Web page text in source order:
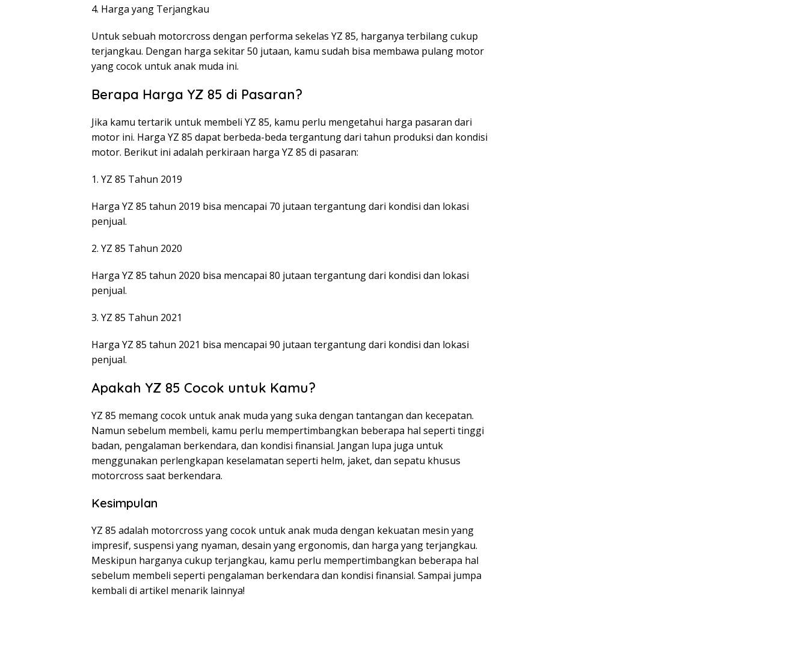
4. Harga yang Terjangkau
Untuk sebuah motorcross dengan performa sekelas YZ 85, harganya terbilang cukup
terjangkau. Dengan harga sekitar 50 jutaan, kamu sudah bisa membawa pulang motor
yang cocok untuk anak muda ini.
Berapa Harga YZ 85 di Pasaran?
Jika kamu tertarik untuk membeli YZ 85, kamu perlu mengetahui harga pasaran dari
motor ini. Harga YZ 85 dapat berbeda-beda tergantung dari tahun produksi dan kondisi
motor. Berikut ini adalah perkiraan harga YZ 85 di pasaran:
1. YZ 85 Tahun 2019
Harga YZ 85 tahun 2019 bisa mencapai 70 jutaan tergantung dari kondisi dan lokasi
penjual.
2. YZ 85 Tahun 2020
Harga YZ 85 tahun 2020 bisa mencapai 80 jutaan tergantung dari kondisi dan lokasi
penjual.
3. YZ 85 Tahun 2021
Harga YZ 85 tahun 2021 bisa mencapai 90 jutaan tergantung dari kondisi dan lokasi
penjual.
Apakah YZ 85 Cocok untuk Kamu?
YZ 85 memang cocok untuk anak muda yang suka dengan tantangan dan kecepatan.
Namun sebelum membeli, kamu perlu mempertimbangkan beberapa hal seperti tinggi
badan, pengalaman berkendara, dan kondisi finansial. Jangan lupa juga untuk
menggunakan perlengkapan keselamatan seperti helm, jaket, dan sepatu khusus
motorcross saat berkendara.
Kesimpulan
YZ 85 adalah motorcross yang cocok untuk anak muda dengan kekuatan mesin yang
impresif, suspensi yang nyaman, desain yang ergonomis, dan harga yang terjangkau.
Meskipun harganya cukup terjangkau, kamu perlu mempertimbangkan beberapa hal
sebelum membeli seperti pengalaman berkendara dan kondisi finansial. Sampai jumpa
kembali di artikel menarik lainnya!